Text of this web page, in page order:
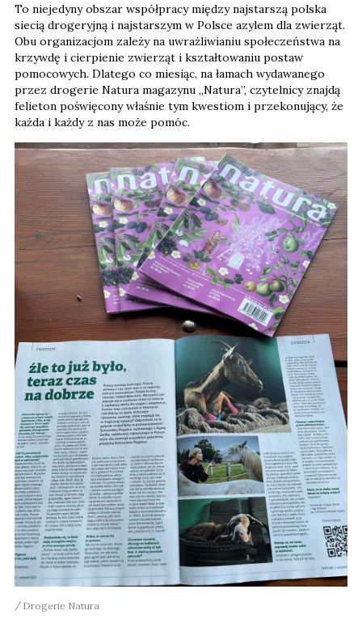
To niejedyny obszar współpracy między najstarszą polska
siecią drogeryjną i najstarszym w Polsce azylem dla zwierząt.
Obu organizacjom zależy na uwrażliwianiu społeczeństwa na
krzywdę i cierpienie zwierząt i kształtowaniu postaw
pomocowych. Dlatego co miesiąc, na łamach wydawanego
przez drogerie Natura magazynu „Natura”, czytelnicy znajdą
felieton poświęcony właśnie tym kwestiom i przekonujący, że
każda i każdy z nas może pomóc.
Drogerie Natura